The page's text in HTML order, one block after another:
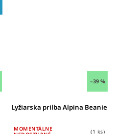
–39 %
Lyžiarska prilba Alpina Beanie
MOMENTÁLNE
(1 ks)